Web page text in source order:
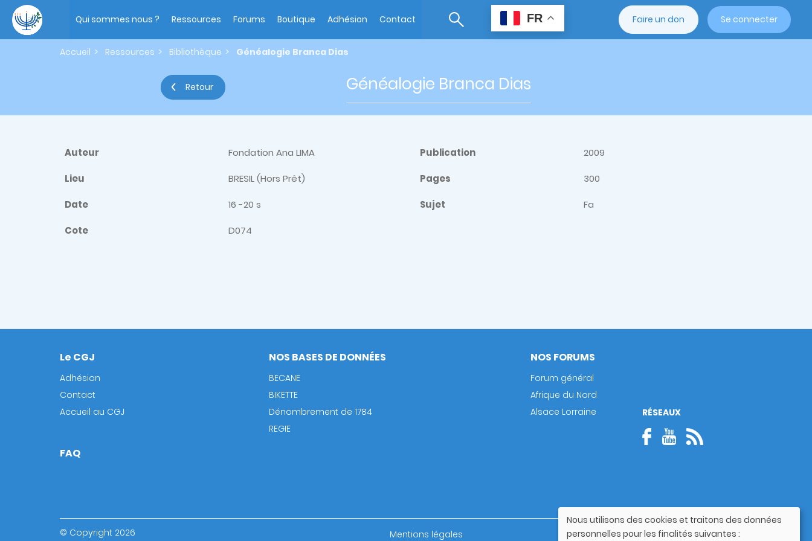
contenu
principal
navigation
Qui sommes nous ? Ressources Forums Boutique Adhésion Contact FR Faire un don Se connecter
Accueil Ressources Bibliothèque Généalogie Branca Dias
Retour Généalogie Branca Dias
Auteur Fondation Ana LIMA Publication 2009
Lieu BRESIL (Hors Prêt) Pages 300
Date 16 -20 s Sujet Fa
Cote D074
Footer
Le CGJ
Adhésion
Contact
Accueil au CGJ
NOS BASES DE DONNÉES
BECANE
BIKETTE
Dénombrement de 1784
REGIE
NOS FORUMS
Forum général
Afrique du Nord
Alsace Lorraine
FAQ
RÉSEAUX
© Copyright 2026
bottom
Mentions légales Guide utilisateur
Utilisation
Nous utilisons des cookies et traitons des données
personnelles pour les finalités suivantes :